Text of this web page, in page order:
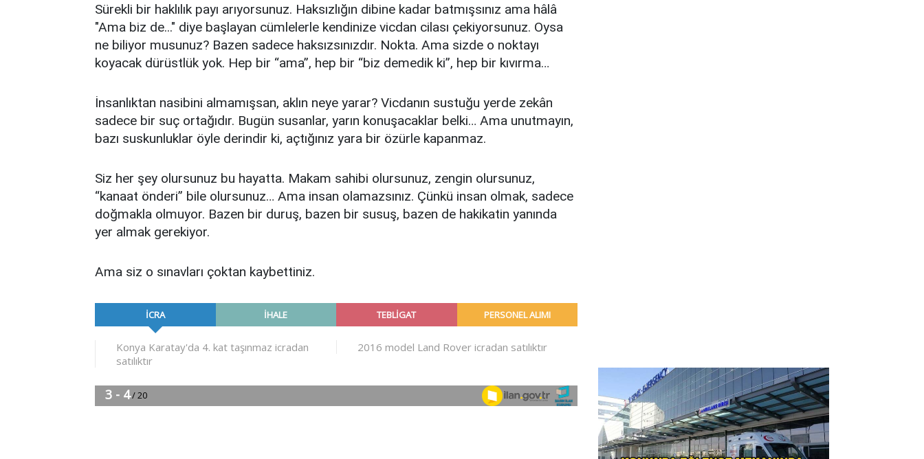
Sürekli bir haklılık payı arıyorsunuz. Haksızlığın dibine kadar batmışsınız ama hâlâ
"Ama biz de..." diye başlayan cümlelerle kendinize vicdan cilası çekiyorsunuz. Oysa
ne biliyor musunuz? Bazen sadece haksızsınızdır. Nokta. Ama sizde o noktayı
koyacak dürüstlük yok. Hep bir “ama”, hep bir “biz demedik ki”, hep bir kıvırma…
İnsanlıktan nasibini almamışsan, aklın neye yarar? Vicdanın sustuğu yerde zekân
sadece bir suç ortağıdır. Bugün susanlar, yarın konuşacaklar belki… Ama unutmayın,
bazı suskunluklar öyle derindir ki, açtığınız yara bir özürle kapanmaz.
Siz her şey olursunuz bu hayatta. Makam sahibi olursunuz, zengin olursunuz,
“kanaat önderi” bile olursunuz… Ama insan olamazsınız. Çünkü insan olmak, sadece
doğmakla olmuyor. Bazen bir duruş, bazen bir susuş, bazen de hakikatin yanında
yer almak gerekiyor.
Ama siz o sınavları çoktan kaybettiniz.